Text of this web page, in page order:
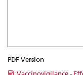
PDF Version